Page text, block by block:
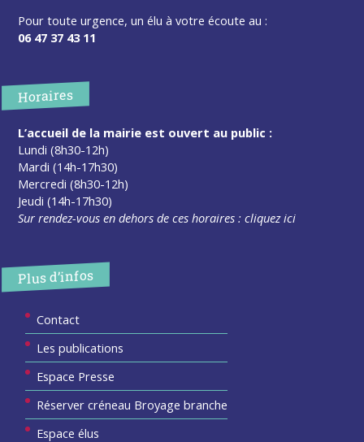
Pour toute urgence, un élu à votre écoute au :
06 47 37 43 11
Horaires
L’accueil de la mairie est ouvert au public :
Lundi (8h30-12h)
Mardi (14h-17h30)
Mercredi (8h30-12h)
Jeudi (14h-17h30)
Sur rendez-vous en dehors de ces horaires :cliquez ici
Plus d’infos
Contact
Les publications
Espace Presse
Réserver créneau Broyage branche
Espace élus